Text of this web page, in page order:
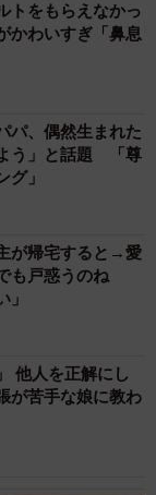
トをもらえなかっ
かわいすぎ「鼻息
パ、偶然生まれた
う」と話題 「尊
グ」
が帰宅すると→愛
も戸惑うのね
」
他人を正解にし
が苦手な娘に教わ